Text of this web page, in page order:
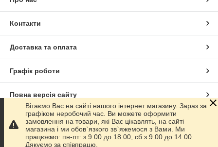
Контакти
Доставка та оплата
Графік роботи
Повна версія сайту
Сайт створено на маркетплейсіProm.ua
Політика конфіденційності
Вітаємо Вас на сайті нашого інтернет магазину. Зараз за
графіком неробочий час. Ви можете оформити
замовлення на товари, які Вас цікавлять, на сайті
магазина і ми обов`язкого зв`яжемося з Вами. Ми
працюємо: пн-пт: з 9.00 до 18.00, сб з 9.00 до 14.00.
Дякуємо за співпрацю.